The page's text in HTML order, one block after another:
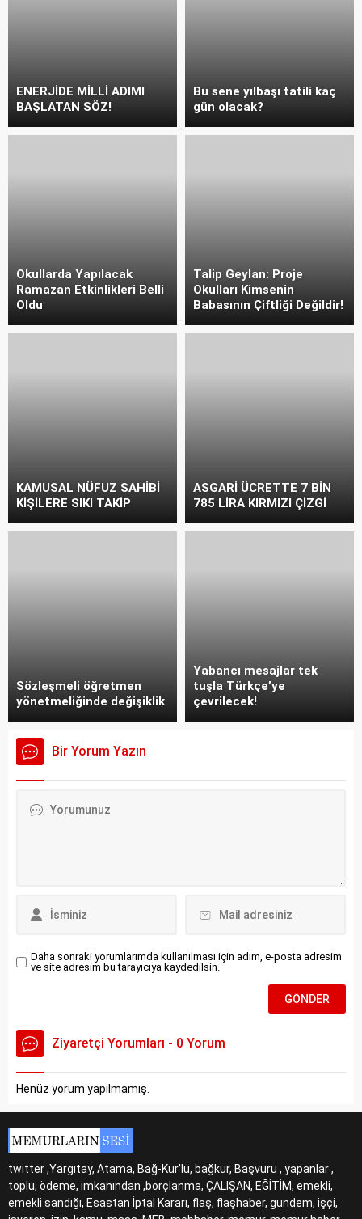
ENERJİDE MİLLİ ADIMI
BAŞLATAN SÖZ!
Bu sene yılbaşı tatili kaç
gün olacak?
Okullarda Yapılacak
Ramazan Etkinlikleri Belli
Oldu
Talip Geylan: Proje
Okulları Kimsenin
Babasının Çiftliği Değildir!
KAMUSAL NÜFUZ SAHİBİ
KİŞİLERE SIKI TAKİP
ASGARİ ÜCRETTE 7 BİN
785 LİRA KIRMIZI ÇİZGİ
Sözleşmeli öğretmen
yönetmeliğinde değişiklik
Yabancı mesajlar tek
tuşla Türkçe’ye
çevrilecek!
Bir Yorum Yazın
Daha sonraki yorumlarımda kullanılması için adım, e-posta adresim
ve site adresim bu tarayıcıya kaydedilsin.
Ziyaretçi Yorumları - 0 Yorum
Henüz yorum yapılmamış.
twitter ,Yargıtay, Atama, Bağ-Kur'lu, bağkur, Başvuru , yapanlar ,
toplu, ödeme, imkanından ,borçlanma, ÇALIŞAN, EĞİTİM, emekli,
emekli sandığı, Esastan İptal Kararı, flaş, flaşhaber, gundem, işçi,